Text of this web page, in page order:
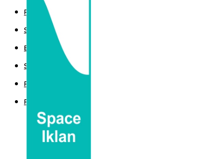
POLITIK
SPORT
EKBIS
SAINTEK
PEMERINTAHAN
PARLEMEN